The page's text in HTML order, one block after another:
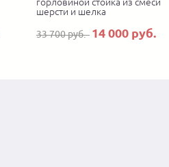
горловиной стойка из смеси
шерсти и шелка
33 700 руб. 14 000 руб.